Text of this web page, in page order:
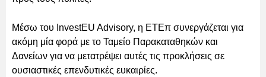
Μέσω του InvestEU Advisory, η ΕΤΕπ συνεργάζεται για
ακόμη μία φορά με το Ταμείο Παρακαταθηκών και
Δανείων για να μετατρέψει αυτές τις προκλήσεις σε
ουσιαστικές επενδυτικές ευκαιρίες.